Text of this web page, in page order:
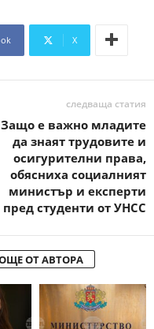
X
следваща статия
Защо е важно младите
да знаят трудовите и
осигурителни права,
обясниха социалният
министър и експерти
пред студенти от УНСС
ОТ АВТОРА